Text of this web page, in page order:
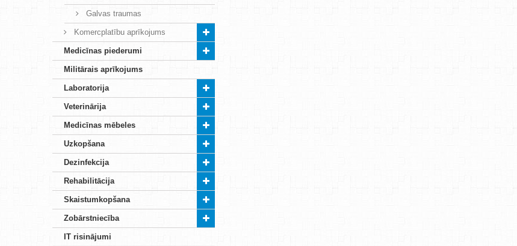
Galvas traumas
Komercplatību aprīkojums
Medicīnas piederumi
Militārais aprīkojums
Laboratorija
Veterinārija
Medicīnas mēbeles
Uzkopšana
Dezinfekcija
Rehabilitācija
Skaistumkopšana
Zobārstniecība
IT risinājumi